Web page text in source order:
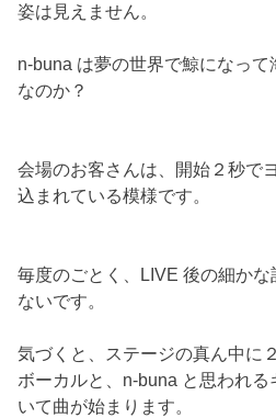
姿は見えません。
n-buna は夢の世界で鯨になっ
なのか？
会場のお客さんは、開始２秒で
込まれている模様です。
毎度のごとく、LIVE 後の細か
ないです。
気づくと、ステージの真ん中に
ボーカルと、n-buna と思われ
いて曲が始まります。